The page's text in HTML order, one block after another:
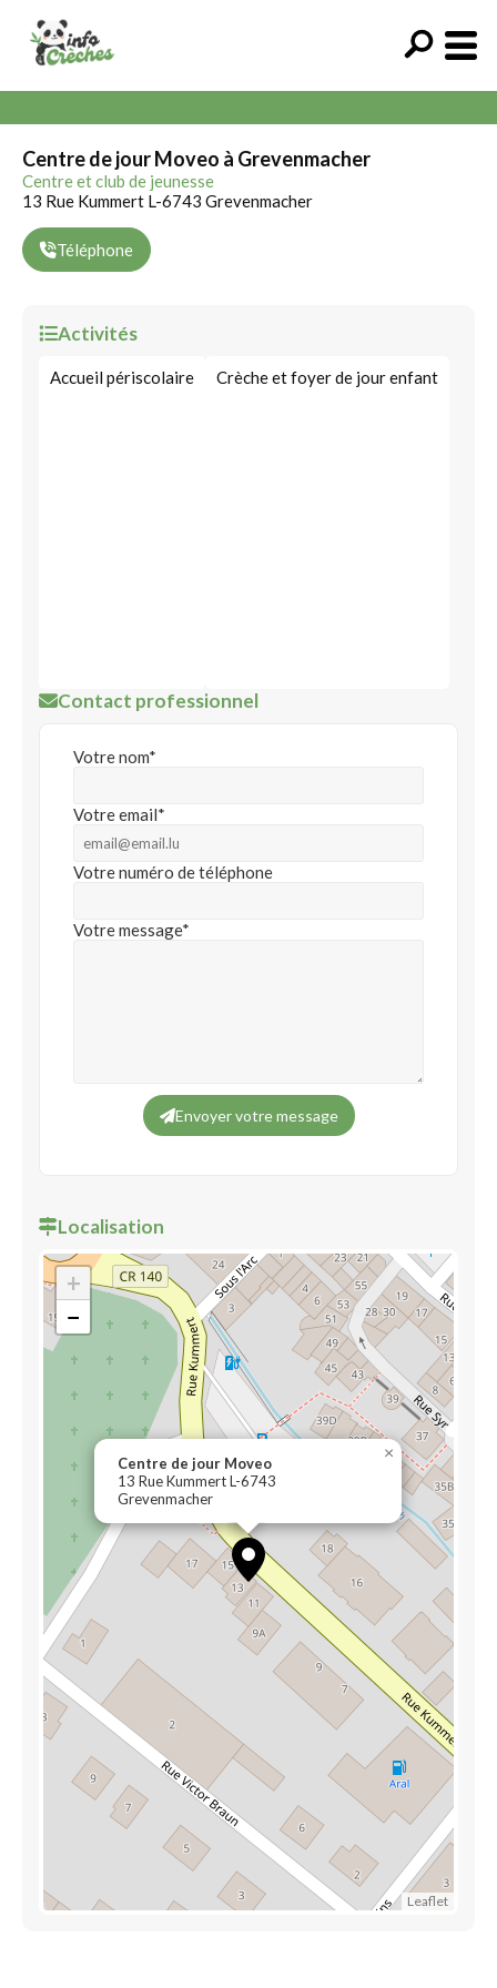
Centre de jour Moveo à Grevenmacher
Centre et club de jeunesse
13 Rue Kummert L-6743 Grevenmacher
Téléphone
Activités
Accueil périscolaire Crèche et foyer de jour enfant
Contact professionnel
Votre nom*
Votre email*
Votre numéro de téléphone
Votre message*
Envoyer votre message
Localisation
Centre de jour Moveo
13 Rue Kummert L-6743
Grevenmacher
×
+
−
Leaflet